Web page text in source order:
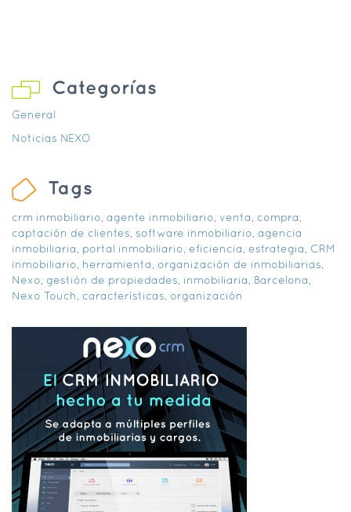
Categorías
General
Noticias NEXO
Tags
crm inmobiliario agente inmobiliario venta compra
captación de clientes software inmobiliario agencia
inmobiliaria
portal inmobiliario eficiencia estrategia
CRM
inmobiliario herramienta organización de inmobiliarias
Nexo gestión de propiedades inmobiliaria Barcelona
Nexo Touch características organización